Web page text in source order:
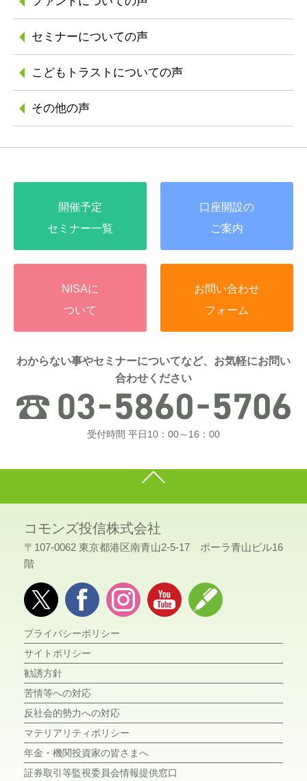
セミナーについての声
こどもトラストについての声
その他の声
開催予定
セミナー一覧
口座開設の
ご案内
NISAに
ついて
お問い合わせ
フォーム
わからない事やセミナーについてなど、お気軽にお問い
合わせください
受付時間 平日10：00～16：00
コモンズ投信株式会社
〒107-0062 東京都港区南青山2-5-17 ポーラ青山ビル16
階
プライバシーポリシー
サイトポリシー
勧誘方針
苦情等への対応
反社会的勢力への対応
マテリアリティポリシー
年金・機関投資家の皆さまへ
証券取引等監視委員会情報提供窓口